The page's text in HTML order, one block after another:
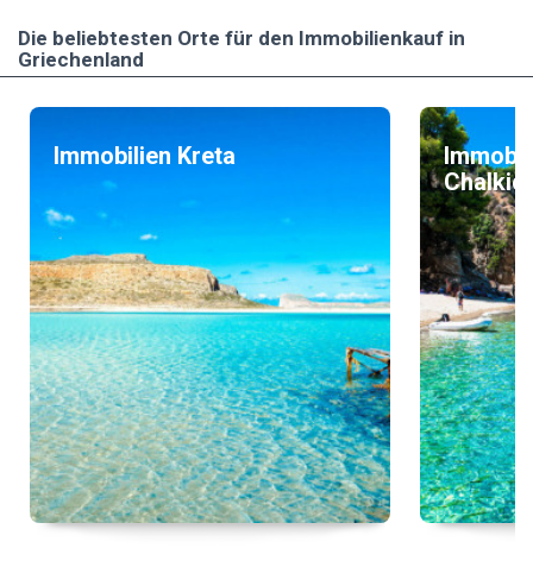
Die beliebtesten Οrte für den Immobilienkauf in
Griechenland
Immobilien Kreta